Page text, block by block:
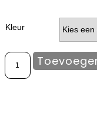
Kleur